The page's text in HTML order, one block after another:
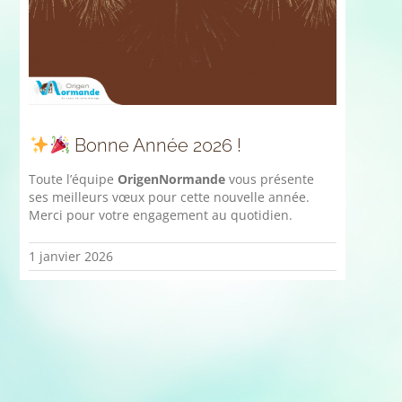
Bonne Année 2026 !
Toute l’équipe OrigenNormande vous présente
ses meilleurs vœux pour cette nouvelle année.
Merci pour votre engagement au quotidien.
1 janvier 2026